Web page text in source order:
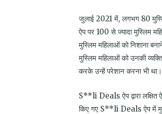
जुलाई 2021 में, लगभग 80
ऐप पर 100 से ज्यादा मुस्लिम
मुस्लिम महिलाओं को निशाना
मुस्लिम महिलाओं को उनकी
करके उन्हें परेशान करना भी था।
S**li Deals ऐप द्वारा
किए गए S**li Deals ऐप में